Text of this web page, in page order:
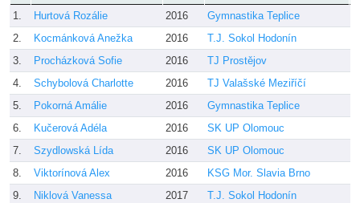
1.
Hurtová Rozálie 2016 Gymnastika Teplice
2.
Kocmánková Anežka 2016 T.J. Sokol Hodonín
3.
Procházková Sofie 2016 TJ Prostějov
4.
Schybolová Charlotte 2016 TJ Valašské Meziříčí
5.
Pokorná Amálie 2016 Gymnastika Teplice
6.
Kučerová Adéla 2016 SK UP Olomouc
7.
Szydlowská Lída 2016 SK UP Olomouc
8.
Viktorínová Alex 2016 KSG Mor. Slavia Brno
9.
Niklová Vanessa 2017 T.J. Sokol Hodonín